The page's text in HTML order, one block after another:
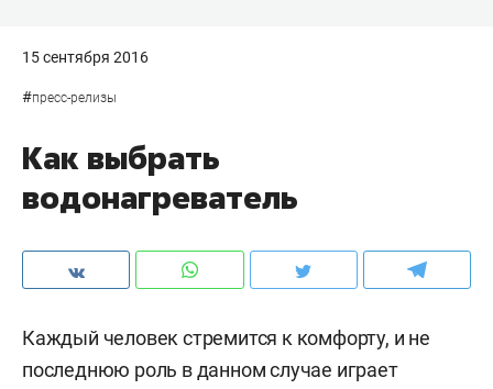
15 сентября 2016
#пресс-релизы
Как выбрать
водонагреватель
Каждый человек стремится к комфорту, и не
последнюю роль в данном случае играет